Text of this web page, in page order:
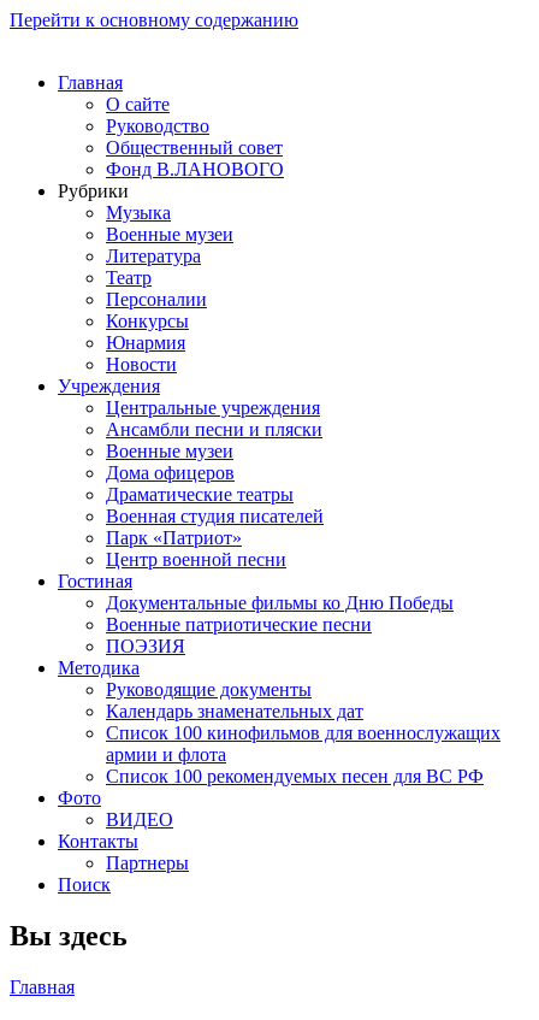
Перейти к основному содержанию
Главная
О сайте
Руководство
Общественный совет
Фонд В.ЛАНОВОГО
Рубрики
Музыка
Военные музеи
Литература
Театр
Персоналии
Конкурсы
Юнармия
Новости
Учреждения
Центральные учреждения
Ансамбли песни и пляски
Военные музеи
Дома офицеров
Драматические театры
Военная студия писателей
Парк «Патриот»
Центр военной песни
Гостиная
Документальные фильмы ко Дню Победы
Военные патриотические песни
ПОЭЗИЯ
Методика
Руководящие документы
Календарь знаменательных дат
Список 100 кинофильмов для военнослужащих
армии и флота
Список 100 рекомендуемых песен для ВС РФ
Фото
ВИДЕО
Контакты
Партнеры
Поиск
Вы здесь
Главная